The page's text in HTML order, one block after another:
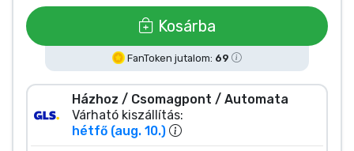
Kosárba
FanToken jutalom: 69
Házhoz / Csomagpont / Automata
Várható kiszállítás:
hétfő (aug. 10.)
Márkák